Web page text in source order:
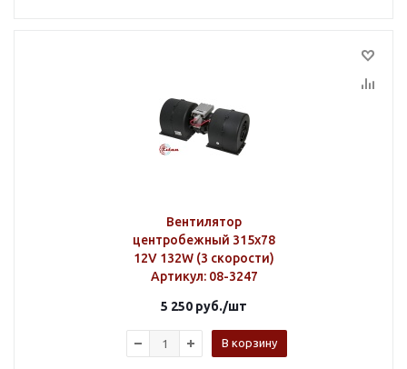
Вентилятор
центробежный 315х78
12V 132W (3 скорости)
Артикул: 08-3247
5 250 руб./шт
В корзину